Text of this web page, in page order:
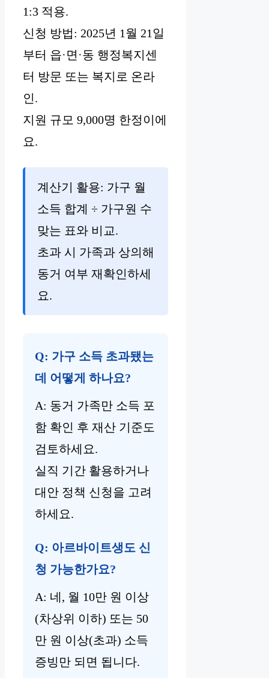
1:3 적용.
신청 방법: 2025년 1월 21일
부터 읍·면·동 행정복지센
터 방문 또는 복지로 온라
인.
지원 규모 9,000명 한정이에
요.
계산기 활용: 가구 월
소득 합계 ÷ 가구원 수
맞는 표와 비교.
초과 시 가족과 상의해
동거 여부 재확인하세
요.
Q: 가구 소득 초과됐는
데 어떻게 하나요?
A: 동거 가족만 소득 포
함 확인 후 재산 기준도
검토하세요.
실직 기간 활용하거나
대안 정책 신청을 고려
하세요.
Q: 아르바이트생도 신
청 가능한가요?
A: 네, 월 10만 원 이상
(차상위 이하) 또는 50
만 원 이상(초과) 소득
증빙만 되면 됩니다.